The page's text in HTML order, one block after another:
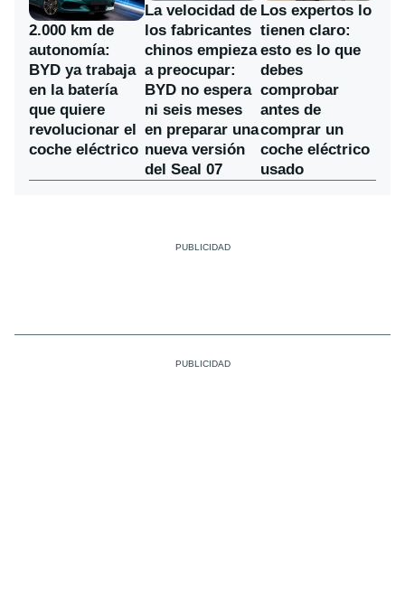
2.000 km de
autonomía:
BYD ya trabaja
en la batería
que quiere
revolucionar el
coche eléctrico
La velocidad de
los fabricantes
chinos empieza
a preocupar:
BYD no espera
ni seis meses
en preparar una
nueva versión
del Seal 07
Los expertos lo
tienen claro:
esto es lo que
debes
comprobar
antes de
comprar un
coche eléctrico
usado